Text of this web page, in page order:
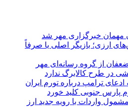
مهمان خبرگزاری مهر شد
ارزی؛ بازیگر اصلی یا صرفاً
از گروه رسانه‌ای مهر
در طرح کالابرگ ندارد
ترامپ درباره تورم ایران
پارس جنوبی کلید خورد
واردات با رویه جدید ارز